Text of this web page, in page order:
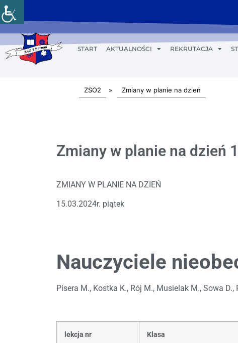
START AKTUALNOŚCI REKRUTACJA
ZSO2 » Zmiany w planie na dzień
Zmiany w planie na dzień
ZMIANY W PLANIE NA DZIEŃ
15.03.2024r. piątek
Nauczyciele
Pisera M., Kostka K., Rój M., Musielak M., Sowa
lekcja nr Klasa